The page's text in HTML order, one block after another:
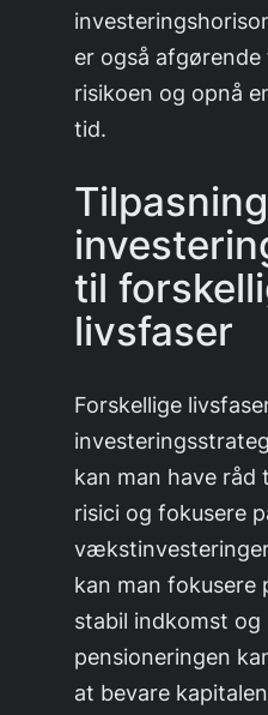
er også
risikoen og opnå
tid.
til
livsfaser
Forskellige
kan man have råd
risici og fokusere
kan man fokusere
stabil indkomst og
pensioneringen
at bevare